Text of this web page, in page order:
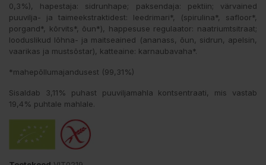
0,3%), hapestaja: sidrunhape; paksendaja: pektiin; värvained
puuvilja- ja taimeekstraktidest: leedrimari*, (spirulina*, safloor*,
porgand*, kõrvits*, õun*), happesuse regulaator: naatriumtsitraat;
looduslikud lõhna- ja maitseained (ananass, õun, sidrun, apelsin,
vaarikas ja mustsõstar), katteaine: karnaubavaha*.
*mahepõllumajandusest (99,31%)
Sisaldab 3,11% puhast puuviljamahla kontsentraati, mis vastab
19,4% puhtale mahlale.